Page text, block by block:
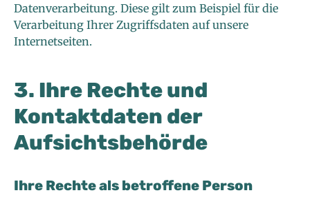
Datenverarbeitung. Diese gilt zum Beispiel für die
Verarbeitung Ihrer Zugriffsdaten auf unsere
Internetseiten.
3. Ihre Rechte und
Kontaktdaten der
Aufsichtsbehörde
Ihre Rechte als betroffene Person